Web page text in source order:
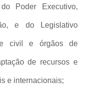
Poder Executivo,
e do Legislativo
civil e órgãos de
de recursos e
e internacionais;